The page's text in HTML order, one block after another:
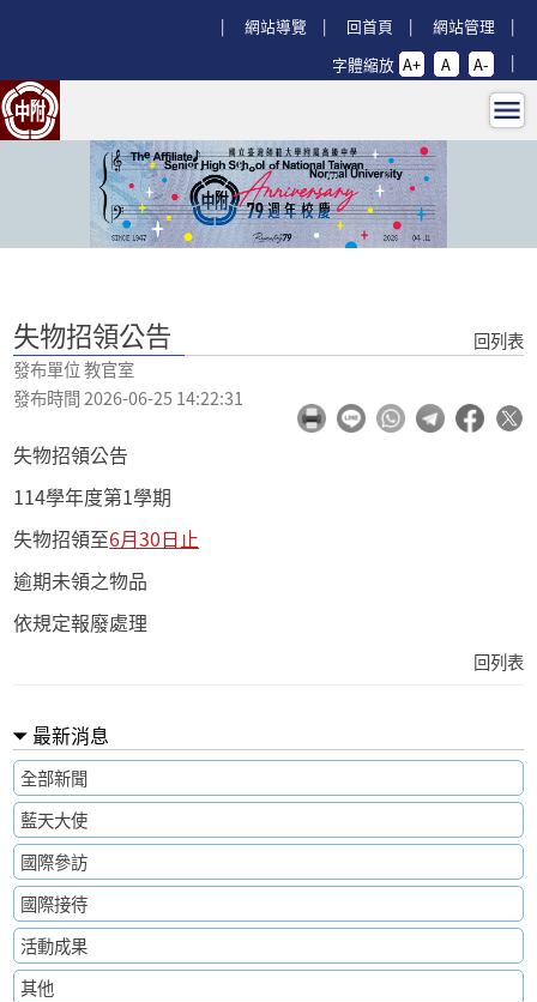
網站導覽
回首頁
網站管理
字體縮放 A+ A A-
失物招領公告 - 回師大附中首頁
:::
失物招領公告
發布單位 教官室
發布時間 2026-06-25 14:22:31
回列表
失物招領公告
114學年度第1學期
失物招領至6月30日止
逾期未領之物品
依規定報廢處理
回列表
最新消息
全部新聞
藍天大使
國際參訪
國際接待
活動成果
其他